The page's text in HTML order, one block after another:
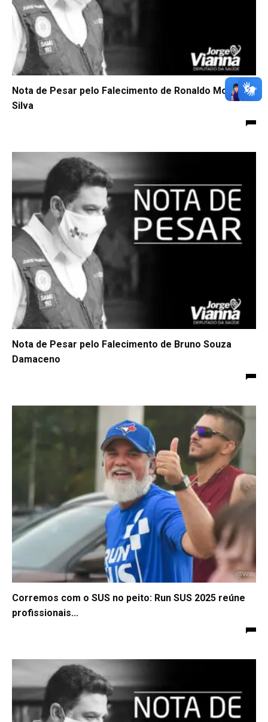
Nota de Pesar pelo Falecimento de Ronaldo Mota da
Silva
Nota de Pesar pelo Falecimento de Bruno Souza
Damaceno
Corremos com o SUS no peito: Run SUS 2025 reúne
profissionais...